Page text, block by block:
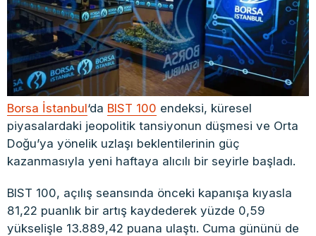
Borsa İstanbul‘da BIST 100 endeksi, küresel
piyasalardaki jeopolitik tansiyonun düşmesi ve Orta
Doğu’ya yönelik uzlaşı beklentilerinin güç
kazanmasıyla yeni haftaya alıcılı bir seyirle başladı.
BIST 100, açılış seansında önceki kapanışa kıyasla
81,22 puanlık bir artış kaydederek yüzde 0,59
yükselişle 13.889,42 puana ulaştı. Cuma gününü de